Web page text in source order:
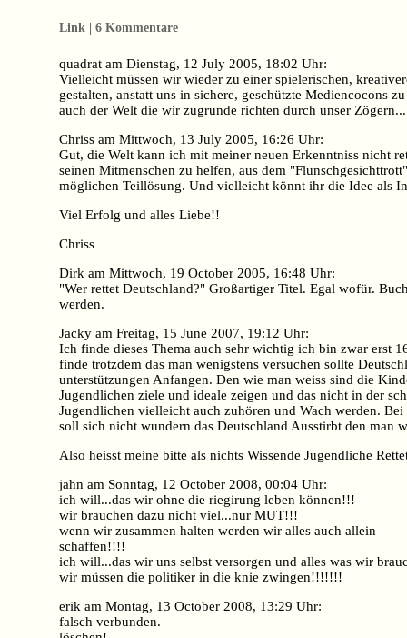
Link | 6 Kommentare
quadrat am Dienstag, 12 July 2005, 18:02 Uhr:
Vielleicht müssen wir wieder zu einer spielerischen,
gestalten, anstatt uns in sichere, geschützte Mediencocons
auch der Welt die wir zugrunde richten durch unser
Chriss am Mittwoch, 13 July 2005, 16:26 Uhr:
Gut, die Welt kann ich mit meiner neuen Erkenntniss nicht
seinen Mitmenschen zu helfen, aus dem
möglichen Teillösung. Und vielleicht könnt ihr die Idee als
Viel Erfolg und alles Liebe!!
Chriss
Dirk am Mittwoch, 19 October 2005, 16:48 Uhr:
"Wer rettet Deutschland?" Großartiger Titel. Egal wofür.
werden.
Jacky am Freitag, 15 June 2007, 19:12 Uhr:
Ich finde dieses Thema auch sehr wichtig ich bin zwar erst
finde trotzdem das man wenigstens versuchen sollte
unterstützungen Anfangen. Den wie man weiss sind die
Jugendlichen ziele und ideale zeigen und das nicht in der
Jugendlichen vielleicht auch zuhören und Wach werden.
soll sich nicht wundern das Deutschland Ausstirbt den man
Also heisst meine bitte als nichts Wissende Jugendliche
jahn am Sonntag, 12 October 2008, 00:04 Uhr:
ich will...das wir ohne die riegirung leben können!!!
wir brauchen dazu nicht viel...nur MUT!!!
wenn wir zusammen halten werden wir alles auch allein
schaffen!!!!
ich will...das wir uns selbst versorgen und alles was wir
wir müssen die politiker in die knie zwingen!!!!!!!
erik am Montag, 13 October 2008, 13:29 Uhr:
falsch verbunden.